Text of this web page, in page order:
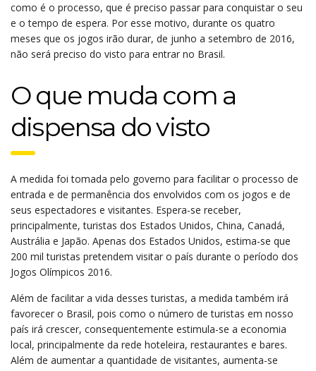
como é o processo, que é preciso passar para conquistar o seu
e o tempo de espera. Por esse motivo, durante os quatro
meses que os jogos irão durar, de junho a setembro de 2016,
não será preciso do visto para entrar no Brasil.
O que muda com a
dispensa do visto
A medida foi tomada pelo governo para facilitar o processo de
entrada e de permanência dos envolvidos com os jogos e de
seus espectadores e visitantes. Espera-se receber,
principalmente, turistas dos Estados Unidos, China, Canadá,
Austrália e Japão. Apenas dos Estados Unidos, estima-se que
200 mil turistas pretendem visitar o país durante o período dos
Jogos Olímpicos 2016.
Além de facilitar a vida desses turistas, a medida também irá
favorecer o Brasil, pois como o número de turistas em nosso
país irá crescer, consequentemente estimula-se a economia
local, principalmente da rede hoteleira, restaurantes e bares.
Além de aumentar a quantidade de visitantes, aumenta-se